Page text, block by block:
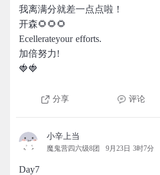
我离满分就差一点点啦！
开森🌻🌻🌻
Ecellerateyour efforts.
加倍努力!
🍓🍓
分享 评论
小辛上当
魔鬼营四六级8团 9月23日 3时7分
Day7